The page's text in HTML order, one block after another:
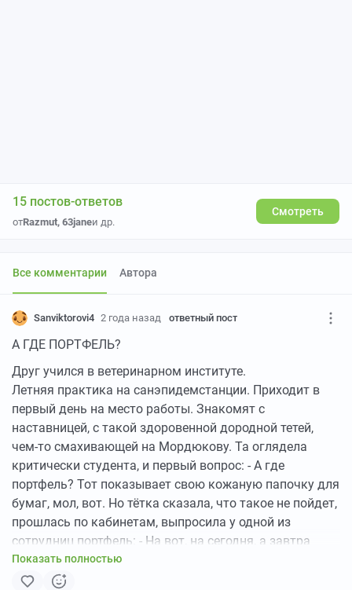
15 постов-ответов
отRazmut, 63janeи др.
Смотреть
Все комментарии Автора
Sanviktorovi4 2 года назад ответный пост
А ГДЕ ПОРТФЕЛЬ?
Друг учился в ветеринарном институте.
Летняя практика на санэпидемстанции. Приходит в
первый день на место работы. Знакомят с
наставницей, с такой здоровенной дородной тетей,
чем-то смахивающей на Мордюкову. Та оглядела
критически студента, и первый вопрос: - А где
портфель? Тот показывает свою кожаную папочку для
бумаг, мол, вот. Но тётка сказала, что такое не пойдет,
прошлась по кабинетам, выпросила у одной из
сотрудниц портфель: - На вот, на сегодня, а завтра
купи себе что-то похожее.
Поехали с проверкой на мясокомбинат.
Показать полностью